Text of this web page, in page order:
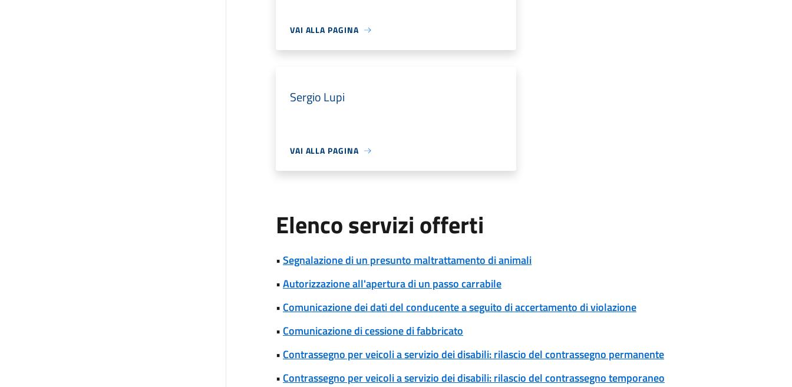
VAI ALLA PAGINA
Sergio Lupi
VAI ALLA PAGINA
Elenco servizi offerti
•Segnalazione di un presunto maltrattamento di animali
•Autorizzazione all'apertura di un passo carrabile
• Comunicazione dei dati del conducente a seguito di accertamento di violazione
• Comunicazione di cessione di fabbricato
• Contrassegno per veicoli a servizio dei disabili: rilascio del contrassegno permanente
• Contrassegno per veicoli a servizio dei disabili: rilascio del contrassegno temporaneo